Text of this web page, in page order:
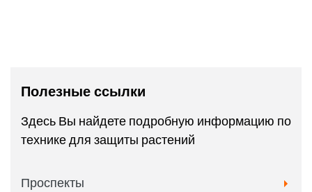
Полезные ссылки
Здесь Вы найдете подробную информацию по
технике для защиты растений
Проспекты